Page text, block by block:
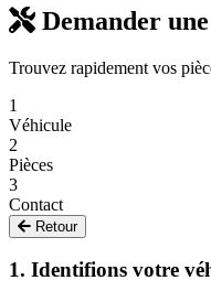
Demander
Trouvez rapidement vos
1
Véhicule
2
Pièces
3
Contact
Retour
1. Identifions votre